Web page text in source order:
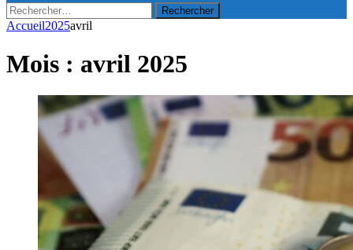
Rechercher :
Accueil2025avril
Mois : avril 2025